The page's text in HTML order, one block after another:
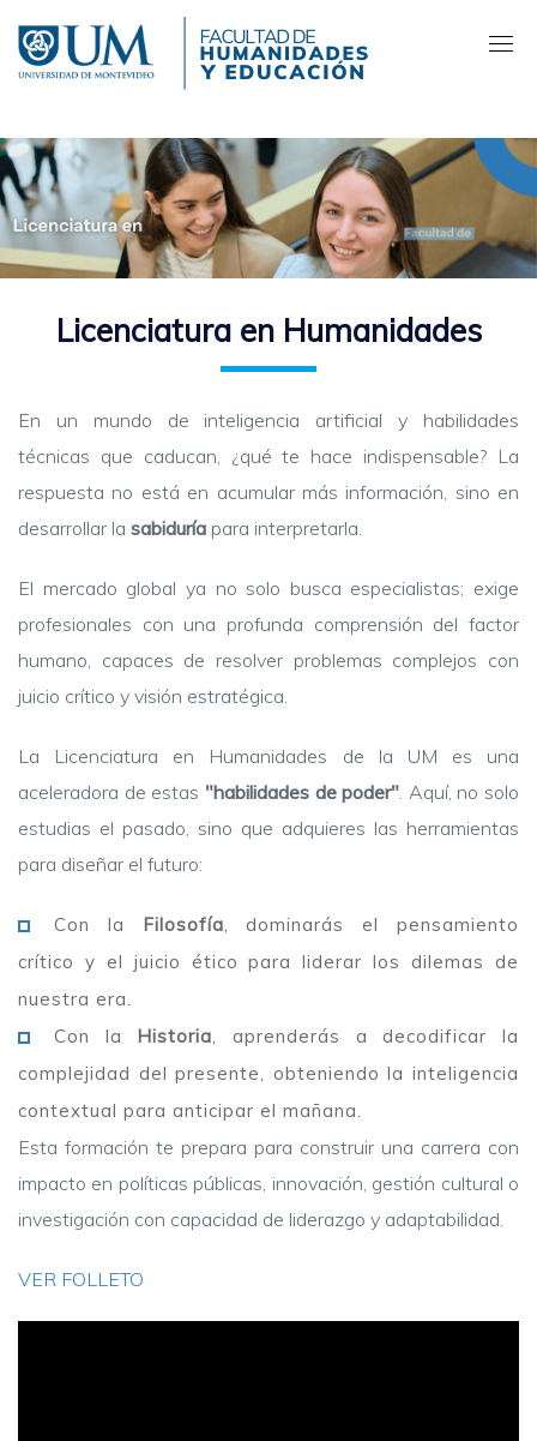
contenido
principal
Licenciatura en Humanidades
En un mundo de inteligencia artificial y habilidades
técnicas que caducan, ¿qué te hace indispensable? La
respuesta no está en acumular más información, sino en
desarrollar la sabiduría para interpretarla.
El mercado global ya no solo busca especialistas; exige
profesionales con una profunda comprensión del factor
humano, capaces de resolver problemas complejos con
juicio crítico y visión estratégica.
La Licenciatura en Humanidades de la UM es una
aceleradora de estas "habilidades de poder" . Aquí, no solo
estudias el pasado, sino que adquieres las herramientas
para diseñar el futuro:
Con la Filosofía , dominarás el pensamiento
crítico y el juicio ético para liderar los dilemas de
nuestra era.
Con la Historia , aprenderás a decodificar la
complejidad del presente, obteniendo la inteligencia
contextual para anticipar el mañana.
Esta formación te prepara para construir una carrera con
impacto en políticas públicas, innovación, gestión cultural o
investigación con capacidad de liderazgo y adaptabilidad.
VER FOLLETO